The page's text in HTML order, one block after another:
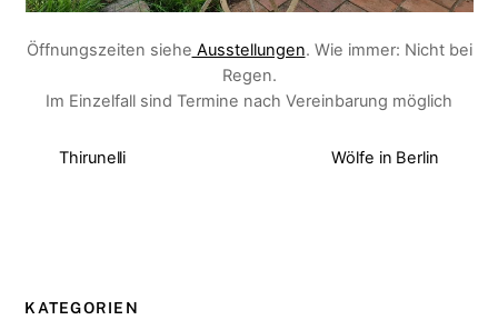
Öffnungszeiten siehe Ausstellungen. Wie immer: Nicht bei
Regen.
Im Einzelfall sind Termine nach Vereinbarung möglich
Thirunelli Wölfe in Berlin
KATEGORIEN